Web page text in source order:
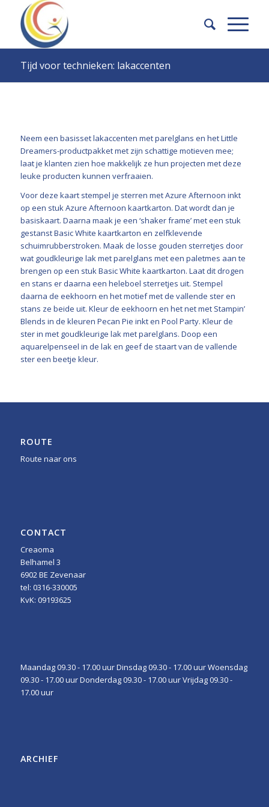
Tijd voor technieken: lakaccenten
Neem een basisset lakaccenten met parelglans en het Little
Dreamers-productpakket met zijn schattige motieven mee;
laat je klanten zien hoe makkelijk ze hun projecten met deze
leuke producten kunnen verfraaien.
Voor deze kaart stempel je sterren met Azure Afternoon inkt
op een stuk Azure Afternoon kaartkarton. Dat wordt dan je
basiskaart. Daarna maak je een ‘shaker frame’ met een stuk
gestanst Basic White kaartkarton en zelfklevende
schuimrubberstroken. Maak de losse gouden sterretjes door
wat goudkleurige lak met parelglans met een paletmes aan te
brengen op een stuk Basic White kaartkarton. Laat dit drogen
en stans er daarna een heleboel sterretjes uit. Stempel
daarna de eekhoorn en het motief met de vallende ster en
stans ze beide uit. Kleur de eekhoorn en het net met Stampin’
Blends in de kleuren Pecan Pie inkt en Pool Party. Kleur de
ster in met goudkleurige lak met parelglans. Doop een
aquarelpenseel in de lak en geef de staart van de vallende
ster een beetje kleur.
ROUTE
Route naar ons
CONTACT
Creaoma
Belhamel 3
6902 BE Zevenaar
tel: 0316-330005
KvK: 09193625
Maandag 09.30 - 17.00 uur Dinsdag 09.30 - 17.00 uur Woensdag
09.30 - 17.00 uur Donderdag 09.30 - 17.00 uur Vrijdag 09.30 -
17.00 uur
ARCHIEF